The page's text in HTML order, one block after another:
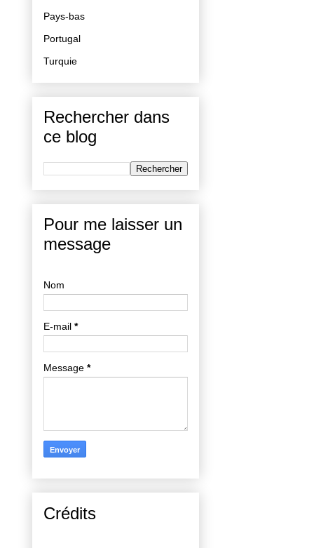
Pays-bas
Portugal
Turquie
Rechercher dans
ce blog
Pour me laisser un
message
Nom
E-mail *
Message *
Crédits